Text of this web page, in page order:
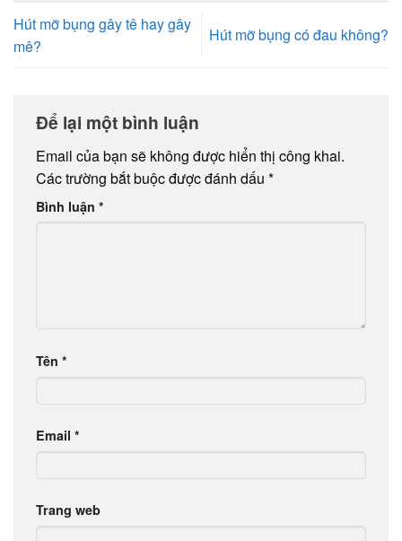
Hút mỡ bụng gây tê hay gây
mê?
Hút mỡ bụng có đau không?
Để lại một bình luận
Email của bạn sẽ không được hiển thị công khai.
Các trường bắt buộc được đánh dấu *
Bình luận *
Tên *
Email *
Trang web